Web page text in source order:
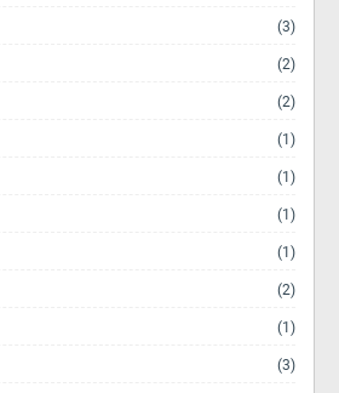
(3)
(2)
(2)
(1)
(1)
(1)
(1)
(2)
(1)
(3)